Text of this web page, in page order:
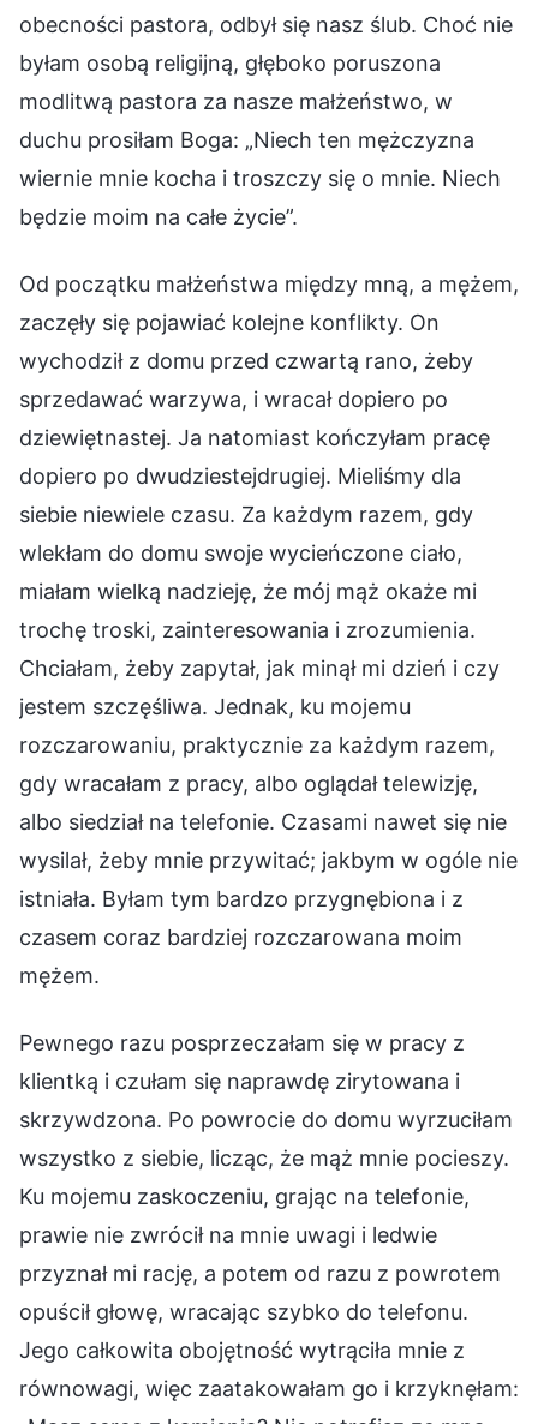
obecności pastora, odbył się nasz ślub. Choć nie
byłam osobą religijną, głęboko poruszona
modlitwą pastora za nasze małżeństwo, w
duchu prosiłam Boga: „Niech ten mężczyzna
wiernie mnie kocha i troszczy się o mnie. Niech
będzie moim na całe życie”.
Od początku małżeństwa między mną, a mężem,
zaczęły się pojawiać kolejne konflikty. On
wychodził z domu przed czwartą rano, żeby
sprzedawać warzywa, i wracał dopiero po
dziewiętnastej. Ja natomiast kończyłam pracę
dopiero po dwudziestejdrugiej. Mieliśmy dla
siebie niewiele czasu. Za każdym razem, gdy
wlekłam do domu swoje wycieńczone ciało,
miałam wielką nadzieję, że mój mąż okaże mi
trochę troski, zainteresowania i zrozumienia.
Chciałam, żeby zapytał, jak minął mi dzień i czy
jestem szczęśliwa. Jednak, ku mojemu
rozczarowaniu, praktycznie za każdym razem,
gdy wracałam z pracy, albo oglądał telewizję,
albo siedział na telefonie. Czasami nawet się nie
wysilał, żeby mnie przywitać; jakbym w ogóle nie
istniała. Byłam tym bardzo przygnębiona i z
czasem coraz bardziej rozczarowana moim
mężem.
Pewnego razu posprzeczałam się w pracy z
klientką i czułam się naprawdę zirytowana i
skrzywdzona. Po powrocie do domu wyrzuciłam
wszystko z siebie, licząc, że mąż mnie pocieszy.
Ku mojemu zaskoczeniu, grając na telefonie,
prawie nie zwrócił na mnie uwagi i ledwie
przyznał mi rację, a potem od razu z powrotem
opuścił głowę, wracając szybko do telefonu.
Jego całkowita obojętność wytrąciła mnie z
równowagi, więc zaatakowałam go i krzyknęłam: